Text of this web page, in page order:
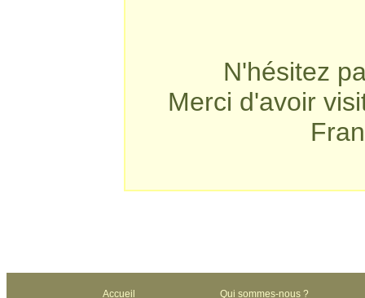
N'hésitez
Merci d'avoir
Accueil
Qui sommes-nous ?